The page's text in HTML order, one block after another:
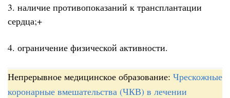
3. наличие противопоказаний к трансплантации
сердца;+
4. ограничение физической активности.
Непрерывное медицинское образование: Чрескожные
коронарные вмешательства (ЧКВ) в лечении